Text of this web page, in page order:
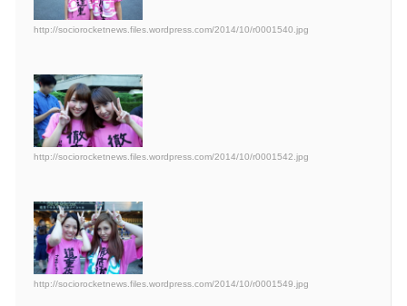
http://sociorocketnews.files.wordpress.com/2014/10/r0001540.jpg
http://sociorocketnews.files.wordpress.com/2014/10/r0001542.jpg
http://sociorocketnews.files.wordpress.com/2014/10/r0001549.jpg